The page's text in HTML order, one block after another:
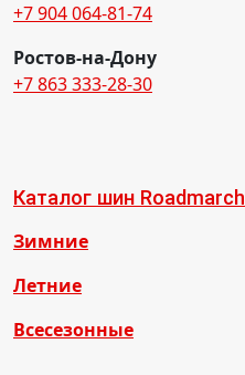
+7 904 064-81-74
Ростов-на-Дону
+7 863 333-28-30
Каталог шин Roadmarch
Зимние
Летние
Всесезонные